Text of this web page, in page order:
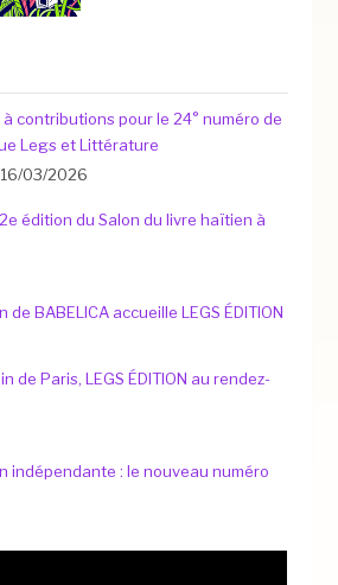
à contributions pour le 24° numéro de
Legs et Littérature
03/2026
édition du Salon du livre haïtien à
BABELICA accueille LEGS ÉDITION
de Paris, LEGS ÉDITION au rendez-
indépendante : le nouveau numéro